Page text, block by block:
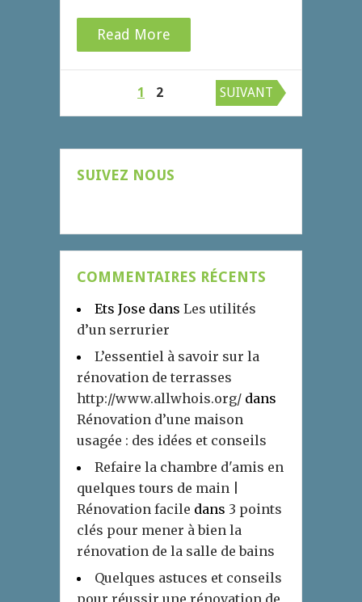
Read More
Pagination
des
publications
1 2 SUIVANT
SUIVEZ NOUS
COMMENTAIRES RÉCENTS
Ets Jose dans Les utilités
d’un serrurier
L’essentiel à savoir sur la
rénovation de terrasses
http://www.allwhois.org/ dans
Rénovation d’une maison
usagée : des idées et conseils
Refaire la chambre d'amis en
quelques tours de main |
Rénovation facile dans 3 points
clés pour mener à bien la
rénovation de la salle de bains
Quelques astuces et conseils